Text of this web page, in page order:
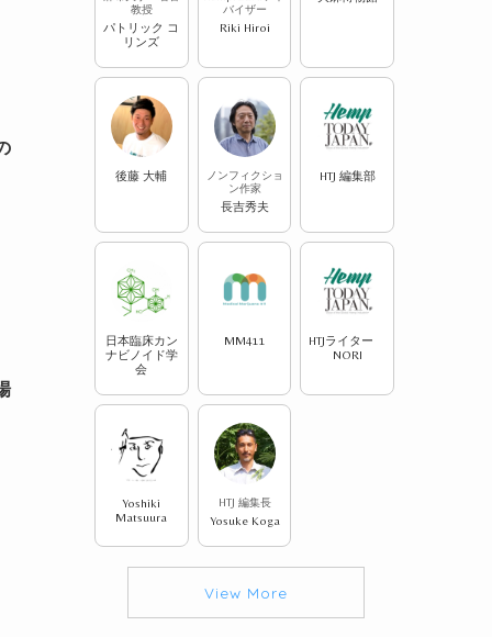
教授
パトリック コ
リンズ
バイザー
Riki Hiroi
後藤 大輔
ノンフィクショ
ン作家
長吉秀夫
HTJ 編集部
日本臨床カン
ナビノイド学
会
MM411
HTJライター
NORI
Yoshiki
Matsuura
HTJ 編集長
Yosuke Koga
View More